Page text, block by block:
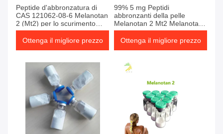
Peptide d'abbronzatura di
CAS 121062-08-6 Melanotan
2 (Mt2) per lo scurimento
della pelle
Ottenga il migliore prezzo
99% 5 mg Peptidi
abbronzanti della pelle
Melanotan 2 Mt2 Melanotan
II CAS 121062-08-6
Ottenga il migliore prezzo